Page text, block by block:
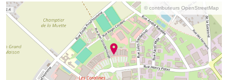
© contributeurs OpenStreetMap